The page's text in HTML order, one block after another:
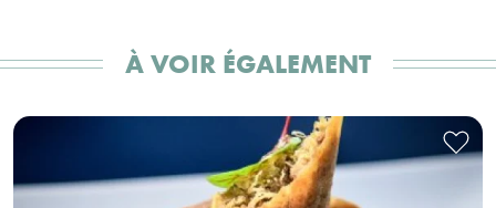
À VOIR ÉGALEMENT